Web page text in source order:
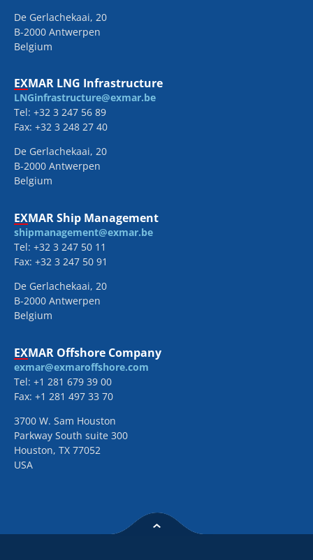
De Gerlachekaai, 20
B-2000 Antwerpen
Belgium
EXMAR LNG Infrastructure
LNGinfrastructure@exmar.be
Tel: +32 3 247 56 89
Fax: +32 3 248 27 40
De Gerlachekaai, 20
B-2000 Antwerpen
Belgium
EXMAR Ship Management
shipmanagement@exmar.be
Tel: +32 3 247 50 11
Fax: +32 3 247 50 91
De Gerlachekaai, 20
B-2000 Antwerpen
Belgium
EXMAR Offshore Company
exmar@exmaroffshore.com
Tel: +1 281 679 39 00
Fax: +1 281 497 33 70
3700 W. Sam Houston
Parkway South suite 300
Houston, TX 77052
USA